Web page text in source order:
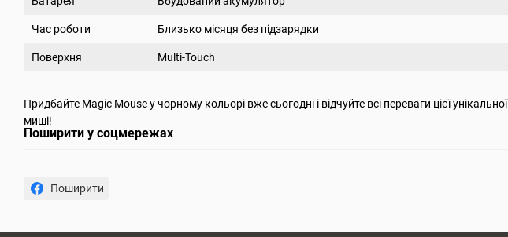
Час роботи Близько місяця без підзарядки
Поверхня Multi-Touch
Придбайте Magic Mouse у чорному кольорі вже сьогодні і відчуйте всі переваги цієї унікальної
миші!
Поширити у соцмережах
Поширити